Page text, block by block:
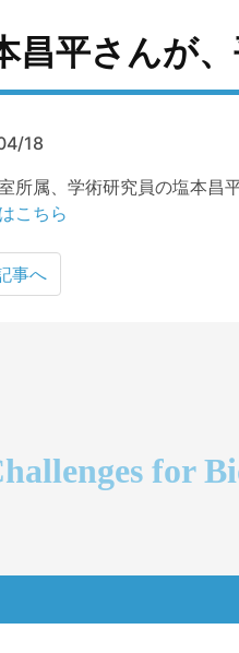
昌平さんが
18
所属、学術研究員の塩本昌
こちら
事へ
for